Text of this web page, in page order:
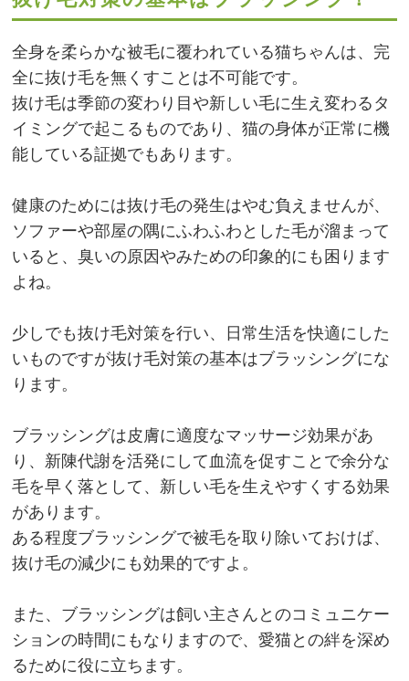
全身を柔らかな被毛に覆われている猫ちゃんは、完
全に抜け毛を無くすことは不可能です。
抜け毛は季節の変わり目や新しい毛に生え変わるタ
イミングで起こるものであり、猫の身体が正常に機
能している証拠でもあります。
健康のためには抜け毛の発生はやむ負えませんが、
ソファーや部屋の隅にふわふわとした毛が溜まって
いると、臭いの原因やみための印象的にも困ります
よね。
少しでも抜け毛対策を行い、日常生活を快適にした
いものですが抜け毛対策の基本はブラッシングにな
ります。
ブラッシングは皮膚に適度なマッサージ効果があ
り、新陳代謝を活発にして血流を促すことで余分な
毛を早く落として、新しい毛を生えやすくする効果
があります。
ある程度ブラッシングで被毛を取り除いておけば、
抜け毛の減少にも効果的ですよ。
また、ブラッシングは飼い主さんとのコミュニケー
ションの時間にもなりますので、愛猫との絆を深め
るために役に立ちます。